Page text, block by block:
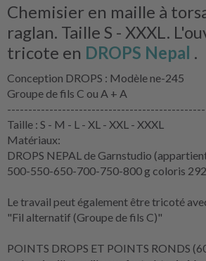
Chemisier en maille à
raglan. Taille S - XXXL.
tricote en DROPS Nepal .
Conception DROPS : Modèle ne-245
Groupe de fils C ou A + A
Taille : S - M - L - XL - XXL - XXXL
Matériaux:
DROPS NEPAL de Garnstudio
500-550-650-700-750-800 g coloris
Le travail peut également être tricoté
"Fil alternatif (Groupe de fils C)"
POINTS DROPS ET POINTS RONDS